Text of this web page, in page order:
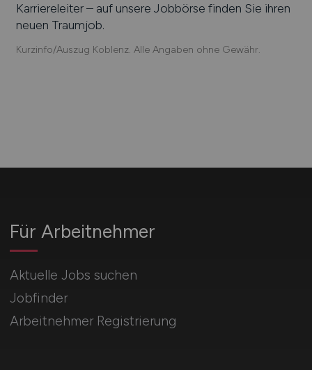
Karriereleiter – auf unsere Jobbörse finden Sie ihren
neuen Traumjob.
Kurzinfo/Auszug Koblenz. Alle Angaben ohne Gewähr.
Für Arbeitnehmer
Aktuelle Jobs suchen
Jobfinder
Arbeitnehmer Registrierung